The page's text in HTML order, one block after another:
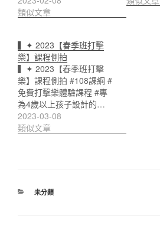
類似文章
▍✦ 2023【春季班打擊
樂】課程側拍
▍✦ 2023【春季班打擊
樂】課程側拍 #108課綱 #
免費打擊樂體驗課程 #專
為4歲以上孩子設計的…
2023-03-08
類似文章
分
未分類